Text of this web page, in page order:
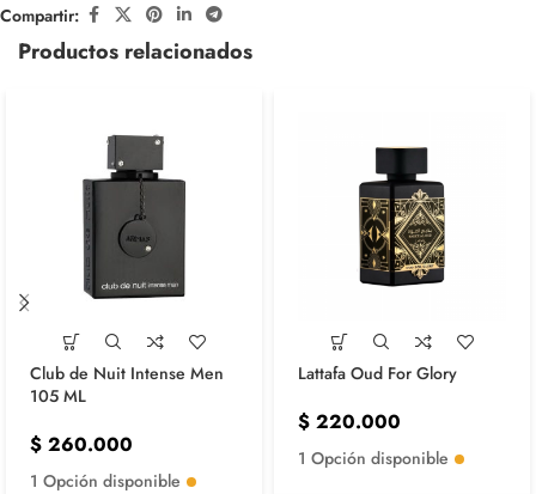
Compartir:
Productos relacionados
Club de Nuit Intense Men
105 ML
$ 260.000
1 Opción disponible
Lattafa Oud For Glory
$ 220.000
1 Opción disponible